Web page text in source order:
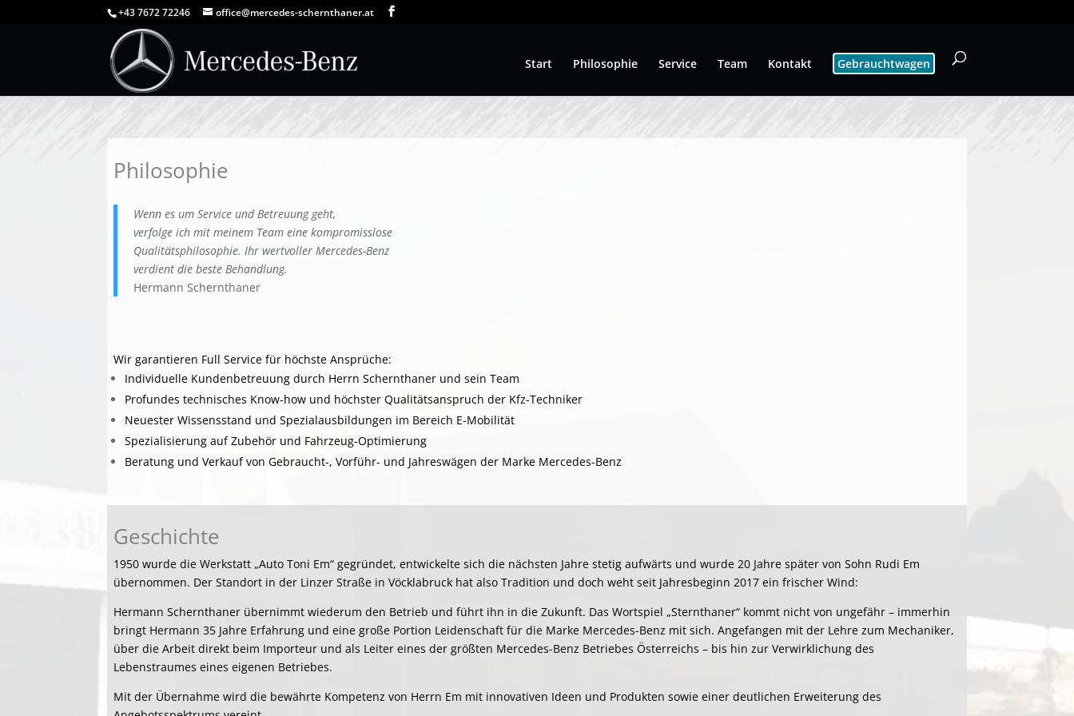
+43 7672 72246 office@mercedes-schernthaner.at
Start Philosophie Service Team Kontakt Gebrauchtwagen
Philosophie
Wenn es um Service und Betreuung geht,
verfolge ich mit meinem Team eine kompromisslose
Qualitätsphilosophie. Ihr wertvoller Mercedes-Benz
verdient die beste Behandlung.
Hermann Schernthaner
Wir garantieren Full Service für höchste Ansprüche:
Individuelle Kundenbetreuung durch Herrn Schernthaner und sein Team
Profundes technisches Know-how und höchster Qualitätsanspruch der Kfz-Techniker
Neuester Wissensstand und Spezialausbildungen im Bereich E-Mobilität
Spezialisierung auf Zubehör und Fahrzeug-Optimierung
Beratung und Verkauf von Gebraucht-, Vorführ- und Jahreswägen der Marke Mercedes-Benz
Geschichte
1950 wurde die Werkstatt „Auto Toni Em“ gegründet, entwickelte sich die nächsten Jahre stetig aufwärts und wurde 20 Jahre später von Sohn Rudi Em
übernommen. Der Standort in der Linzer Straße in Vöcklabruck hat also Tradition und doch weht seit Jahresbeginn 2017 ein frischer Wind:
Hermann Schernthaner übernimmt wiederum den Betrieb und führt ihn in die Zukunft. Das Wortspiel „Sternthaner“ kommt nicht von ungefähr – immerhin
bringt Hermann 35 Jahre Erfahrung und eine große Portion Leidenschaft für die Marke Mercedes-Benz mit sich. Angefangen mit der Lehre zum Mechaniker,
über die Arbeit direkt beim Importeur und als Leiter eines der größten Mercedes-Benz Betriebes Österreichs – bis hin zur Verwirklichung des
Lebenstraumes eines eigenen Betriebes.
Mit der Übernahme wird die bewährte Kompetenz von Herrn Em mit innovativen Ideen und Produkten sowie einer deutlichen Erweiterung des